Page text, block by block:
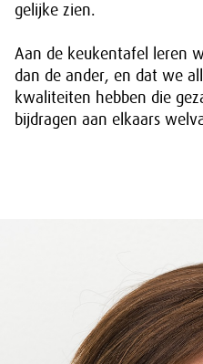
gelijke zien.
Aan de keukentafel leren
dan de ander, en dat we
kwaliteiten hebben die
bijdragen aan elkaars